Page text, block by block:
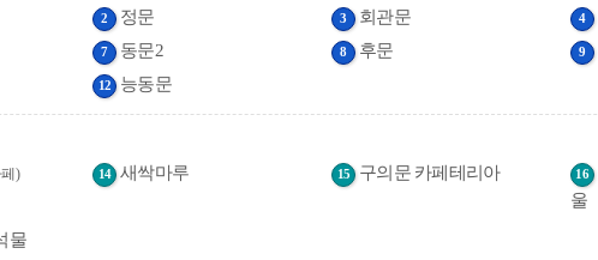
2 정문 3 회관문 4
7 동문2 8 후문 9
12 능동문
) 14 새싹마루 15 구의문 카페테리아 16
울
물